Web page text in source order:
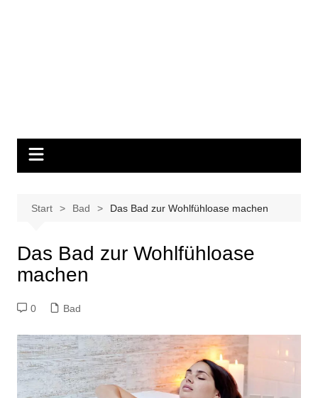
Start Bad Das Bad zur Wohlfühloase machen
Das Bad zur Wohlfühloase
machen
0 Bad